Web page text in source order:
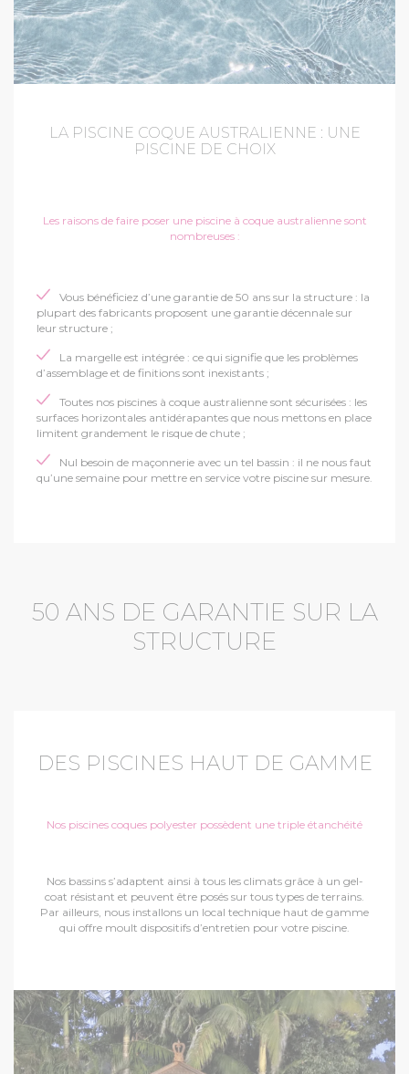
LA PISCINE COQUE AUSTRALIENNE : UNE
PISCINE DE CHOIX
Les raisons de faire poser une piscine à coque australienne sont
nombreuses :
Vous bénéficiez d’une garantie de 50 ans sur la structure : la
plupart des fabricants proposent une garantie décennale sur
leur structure ;
La margelle est intégrée : ce qui signifie que les problèmes
d’assemblage et de finitions sont inexistants ;
Toutes nos piscines à coque australienne sont sécurisées : les
surfaces horizontales antidérapantes que nous mettons en place
limitent grandement le risque de chute ;
Nul besoin de maçonnerie avec un tel bassin : il ne nous faut
qu’une semaine pour mettre en service votre piscine sur mesure.
50 ANS DE GARANTIE SUR LA
STRUCTURE
DES PISCINES HAUT DE GAMME
Nos piscines coques polyester possèdent une triple étanchéité
Nos bassins s’adaptent ainsi à tous les climats grâce à un gel-
coat résistant et peuvent être posés sur tous types de terrains.
Par ailleurs, nous installons un local technique haut de gamme
qui offre moult dispositifs d’entretien pour votre piscine.